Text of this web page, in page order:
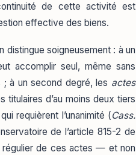
de cette activité est
effective des biens.
distingue soigneusement : à un
accomplir seul, même sans
; à un second degré, les actes
titulaires d’au moins deux tiers
requièrent l’unanimité (Cass.
de l’article 815-2 de
régulier de ces actes — et non